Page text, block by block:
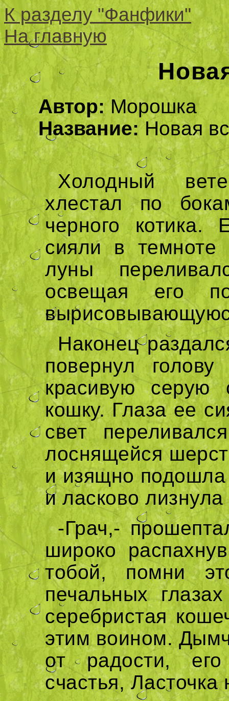
К разделу "Фанфики"
На главную
Автор:Морошка
Название:Новая
Холодный
хлестал по
черного котика.
сияли в темноте
луны
освещая его
Наконец
повернул
красивую серую
кошку. Глаза ее
свет
лоснящейся
и изящно подошла
и ласково лизнула
-Грач,-
широко
тобой, помни
печальных
серебристая
этим воином.
от радости,
счастья, Ласточка